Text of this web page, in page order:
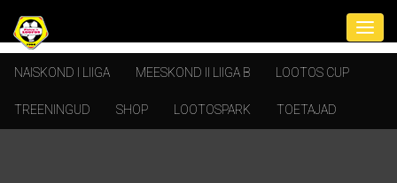
NAISKOND I LIIGA MEESKOND II LIIGA B LOOTOS CUP
TREENINGUD SHOP LOOTOSPARK TOETAJAD